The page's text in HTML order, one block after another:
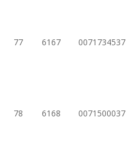
77 6167 0071734537
78 6168 0071500037